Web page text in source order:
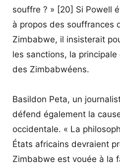
souffre ? » [20] Si Powell
à propos des souffrances
Zimbabwe, il insisterait
les sanctions, la
des Zimbabwéens.
Basildon Peta, un
défend également la
occidentale. « La
États africains devraient
Zimbabwe est vouée à la